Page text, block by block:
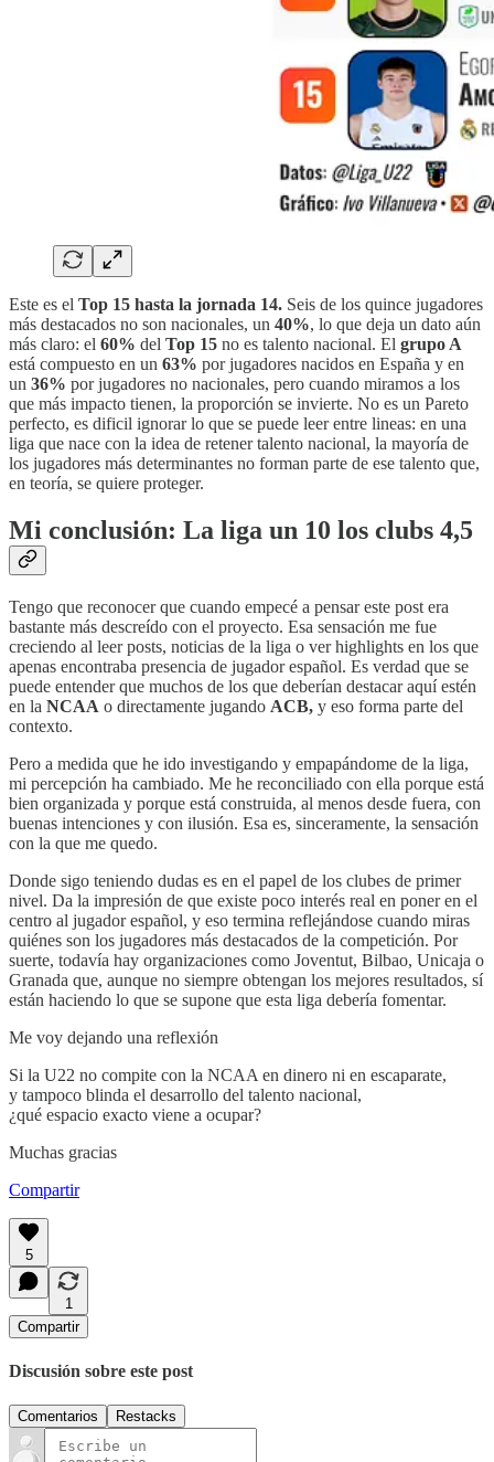
Este es el Top 15 hasta la jornada 14. Seis de los quince jugadores
más destacados no son nacionales, un 40%, lo que deja un dato aún
más claro: el 60% del Top 15 no es talento nacional. El grupo A
está compuesto en un 63% por jugadores nacidos en España y en
un 36% por jugadores no nacionales, pero cuando miramos a los
que más impacto tienen, la proporción se invierte. No es un Pareto
perfecto, es dificil ignorar lo que se puede leer entre lineas: en una
liga que nace con la idea de retener talento nacional, la mayoría de
los jugadores más determinantes no forman parte de ese talento que,
en teoría, se quiere proteger.
Mi conclusión: La liga un 10 los clubs 4,5
Tengo que reconocer que cuando empecé a pensar este post era
bastante más descreído con el proyecto. Esa sensación me fue
creciendo al leer posts, noticias de la liga o ver highlights en los que
apenas encontraba presencia de jugador español. Es verdad que se
puede entender que muchos de los que deberían destacar aquí estén
en la NCAA o directamente jugando ACB, y eso forma parte del
contexto.
Pero a medida que he ido investigando y empapándome de la liga,
mi percepción ha cambiado. Me he reconciliado con ella porque está
bien organizada y porque está construida, al menos desde fuera, con
buenas intenciones y con ilusión. Esa es, sinceramente, la sensación
con la que me quedo.
Donde sigo teniendo dudas es en el papel de los clubes de primer
nivel. Da la impresión de que existe poco interés real en poner en el
centro al jugador español, y eso termina reflejándose cuando miras
quiénes son los jugadores más destacados de la competición. Por
suerte, todavía hay organizaciones como Joventut, Bilbao, Unicaja o
Granada que, aunque no siempre obtengan los mejores resultados, sí
están haciendo lo que se supone que esta liga debería fomentar.
Me voy dejando una reflexión
Si la U22 no compite con la NCAA en dinero ni en escaparate,
y tampoco blinda el desarrollo del talento nacional,
¿qué espacio exacto viene a ocupar?
Muchas gracias
Compartir
5
1
Compartir
Discusión sobre este post
Comentarios Restacks